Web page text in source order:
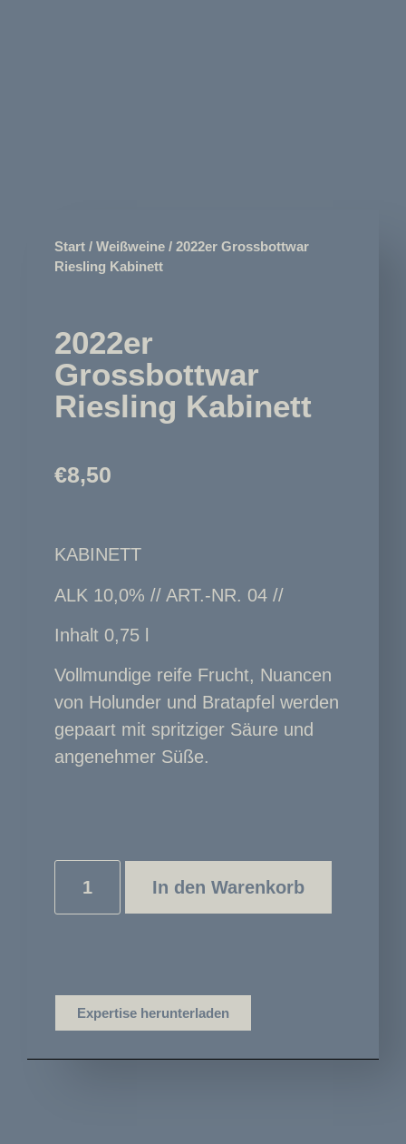
Start / Weißweine / 2022er Grossbottwar
Riesling Kabinett
2022er
Grossbottwar
Riesling Kabinett
€8,50
KABINETT
ALK 10,0% // ART.-NR. 04 //
Inhalt 0,75 l
Vollmundige reife Frucht, Nuancen
von Holunder und Bratapfel werden
gepaart mit spritziger Säure und
angenehmer Süße.
In den Warenkorb
Expertise herunterladen